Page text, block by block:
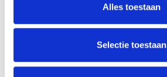
Alles toestaan
Selectie toestaan